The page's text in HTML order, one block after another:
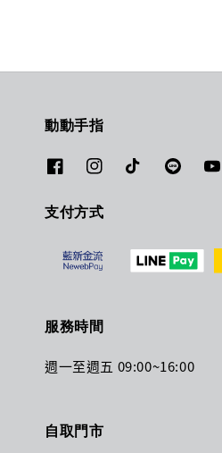
動動手指
支付方式
服務時間
週一至週五 09:00~16:00
自取門市